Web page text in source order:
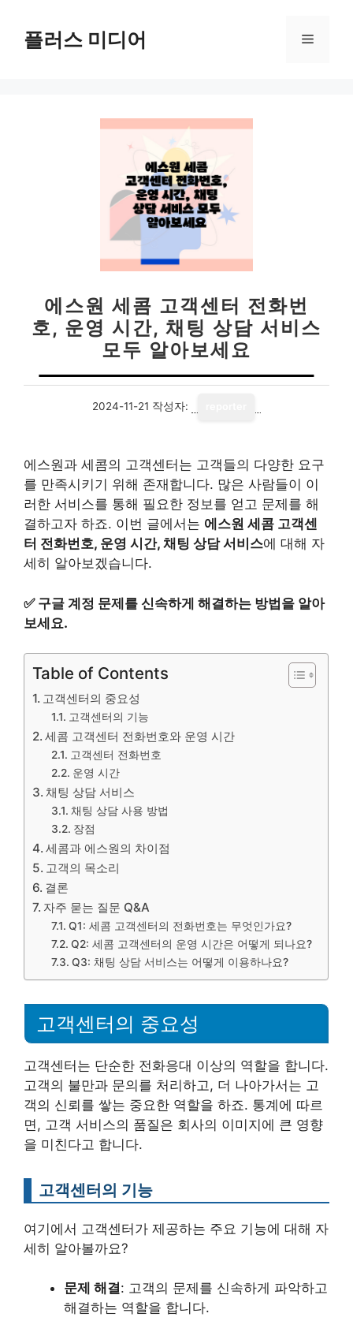
플러스 미디어 메
에스원 세콤 고객센터 전화번
호, 운영 시간, 채팅 상담 서비스
모두 알아보세요
2024-11-21 작성자:
에스원과 세콤의 고객센터는 고객들의 다양한 요구
를 만족시키기 위해 존재합니다. 많은 사람들이 이
러한 서비스를 통해 필요한 정보를 얻고 문제를 해
결하고자 하죠. 이번 글에서는 에스원 세콤 고객센
터 전화번호, 운영 시간, 채팅 상담 서비스에 대해 자
세히 알아보겠습니다.
✅ 구글 계정 문제를 신속하게 해결하는 방법을 알아
보세요.
Table of Contents
고객센터의 중요성
고객센터의 기능
세콤 고객센터 전화번호와 운영 시간
고객센터 전화번호
운영 시간
채팅 상담 서비스
채팅 상담 사용 방법
장점
세콤과 에스원의 차이점
고객의 목소리
결론
자주 묻는 질문 Q&A
Q1: 세콤 고객센터의 전화번호는 무엇인가요?
Q2: 세콤 고객센터의 운영 시간은 어떻게 되나요?
Q3: 채팅 상담 서비스는 어떻게 이용하나요?
고객센터의 중요성
고객센터는 단순한 전화응대 이상의 역할을 합니다.
고객의 불만과 문의를 처리하고, 더 나아가서는 고
객의 신뢰를 쌓는 중요한 역할을 하죠. 통계에 따르
면, 고객 서비스의 품질은 회사의 이미지에 큰 영향
을 미친다고 합니다.
고객센터의 기능
여기에서 고객센터가 제공하는 주요 기능에 대해 자
세히 알아볼까요?
문제 해결: 고객의 문제를 신속하게 파악하고
해결하는 역할을 합니다.